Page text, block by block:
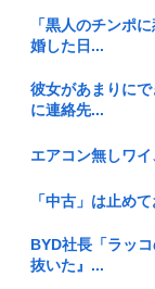
っ...
てた。脅...
見えてし...
【判決】”主犯格
判決 ...
【三重県警】小学
画像デ...
「黒人のチンポ
婚した日...
彼女があまりに
に連絡先...
エアコン無しワ
「中古」は止め
BYD社長「ラッ
抜いた』...